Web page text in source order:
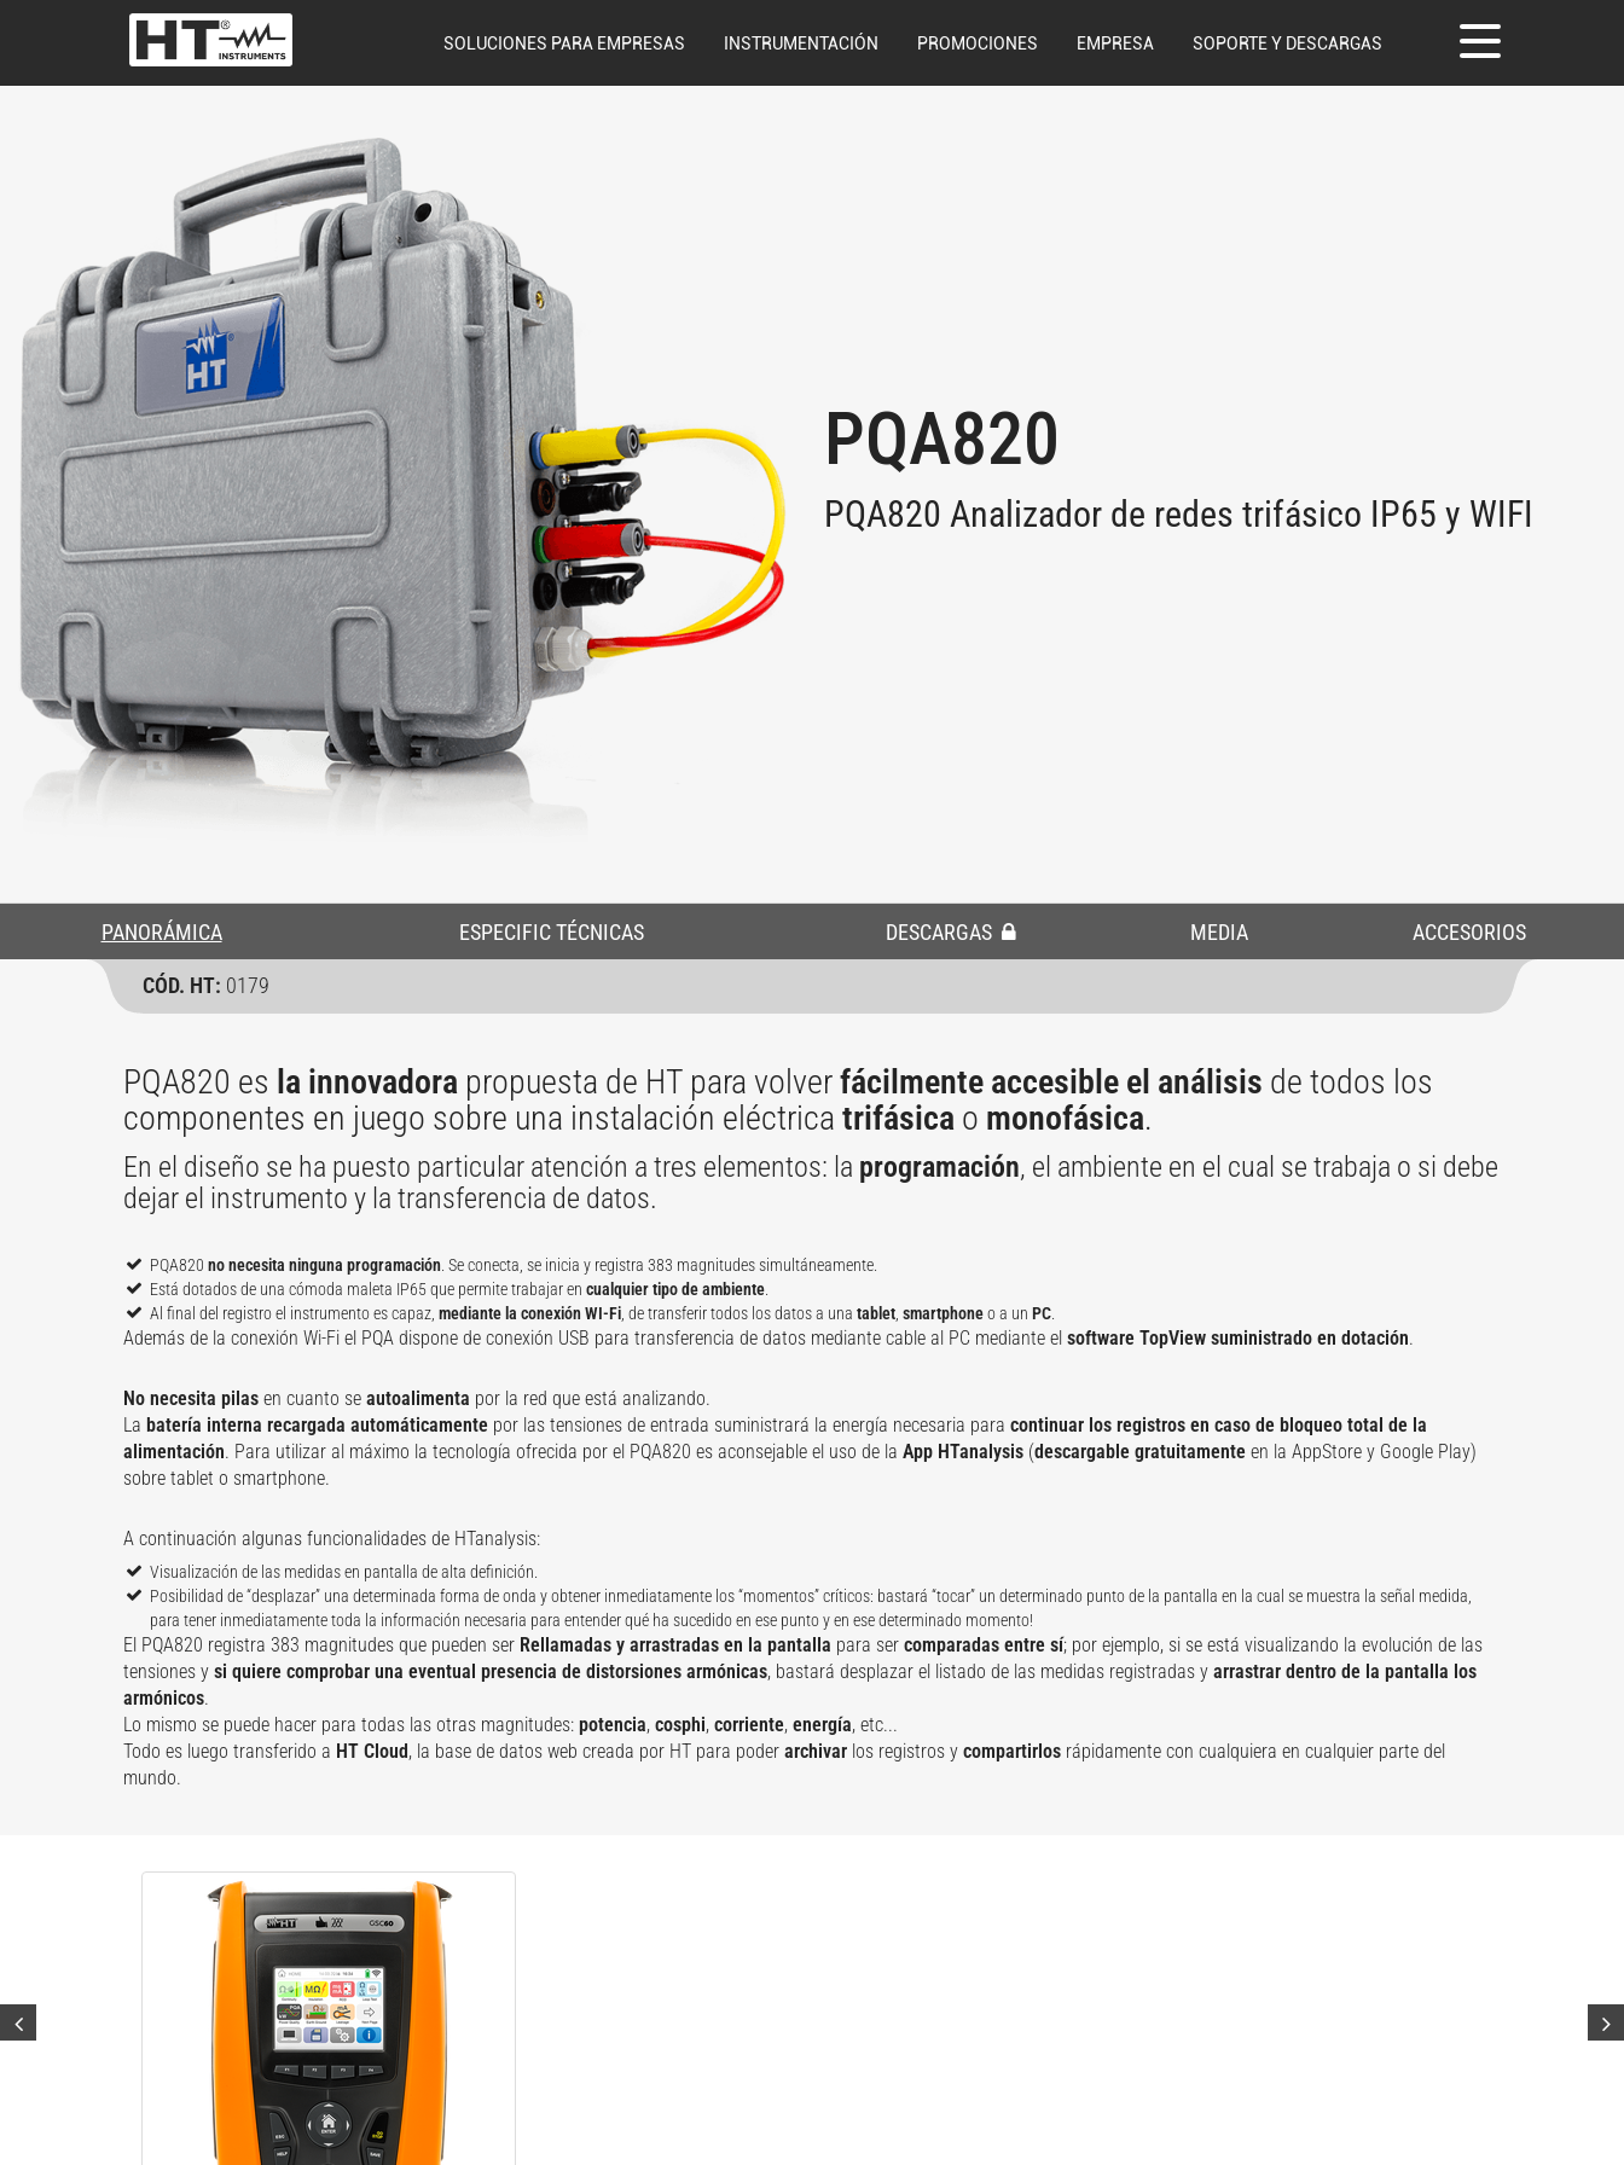
SOLUCIONES PARA EMPRESAS INSTRUMENTACIÓN PROMOCIONES EMPRESA SOPORTE Y DESCARGAS
PQA820
PQA820 Analizador de redes trifásico IP65 y WIFI
PANORÁMICA ESPECIFIC TÉCNICAS DESCARGAS MEDIA ACCESORIOS
CÓD. HT: 0179
PQA820 es la innovadora propuesta de HT para volverfácilmente accesible el análisis de todos los
componentes en juego sobre una instalación eléctrica trifásica o monofásica.
En el diseño se ha puesto particular atención a tres elementos: la programación, el ambiente en el cual se trabaja o si debe
dejar el instrumento y la transferencia de datos.
PQA820 no necesita ninguna programación . Se conecta, se inicia y registra 383 magnitudes simultáneamente.
Está dotados de una cómoda maleta IP65 que permite trabajar en cualquier tipo de ambiente
Al final del registro el instrumento es capaz, mediante la conexión WI-Fi , de transferir todos los datos a una tablet smartphoneo a un PC
Además de la conexión Wi-Fi el PQA dispone de conexión USB para transferencia de datos mediante cable al PC mediante el software TopView suministrado en dotación.
No necesita pilas en cuanto se autoalimenta por la red que está analizando.
La batería interna recargada automáticamente por las tensiones de entrada suministrará la energía necesaria para continuar los registros en caso de bloqueo total de la
alimentación. Para utilizar al máximo la tecnología ofrecida por el PQA820 es aconsejable el uso de la App HTanalysis (descargable gratuitamente en la AppStore y Google Play)
sobre tablet o smartphone.
A continuación algunas funcionalidades de HTanalysis:
Visualización de las medidas en pantalla de alta definición.
Posibilidad de “desplazar” una determinada forma de onda y obtener inmediatamente los “momentos” críticos: bastará “tocar” un determinado punto de la pantalla en la cual se muestra la señal medida,
para tener inmediatamente toda la información necesaria para entender qué ha sucedido en ese punto y en ese determinado momento!
El PQA820 registra 383 magnitudes que pueden ser Rellamadas y arrastradas en la pantalla para ser comparadas entre sí; por ejemplo, si se está visualizando la evolución de las
tensiones y si quiere comprobar una eventual presencia de distorsiones armónicas, bastará desplazar el listado de las medidas registradas y arrastrar dentro de la pantalla los
armónicos.
Lo mismo se puede hacer para todas las otras magnitudes: potencia, cosphi, corriente, energía, etc...
Todo es luego transferido a HT Cloud, la base de datos web creada por HT para poder archivar los registros y compartirlos rápidamente con cualquiera en cualquier parte del
mundo.